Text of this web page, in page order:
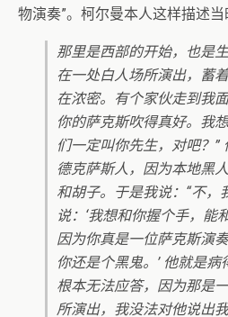
物演奏”。柯尔曼本人这样描述当
那里是西部的开始，也是
在一处白人场所演出，蓄
在浓密。有个家伙走到我
你的萨克斯吹得真好。我
们一定叫你先生，对吧？”
德克萨斯人，因为本地黑
和胡子。于是我说：“不，
说：‘我想和你握个手，能
因为你真是一位萨克斯演
你还是个黑鬼。’ 他就是
根本无法应答，因为那是
所演出，我没法对他说出